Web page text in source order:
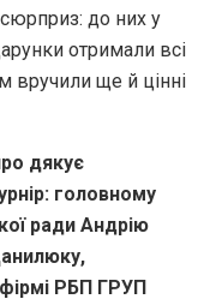
сюрприз: до них у
отримали всі
вручили ще й цінні
дякує
головному
ради Андрію
РБП ГРУП